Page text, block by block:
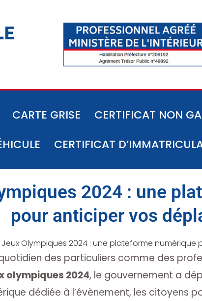
CARTE GRISE CERTIFICAT NON
CERTIFICAT
2024 : une
pour anticiper vos
Jeux Olympiques 2024 : une plateforme
des particuliers comme des
olympiques 2024, le gouvernement a
dédiée à l’évènement, les citoyens